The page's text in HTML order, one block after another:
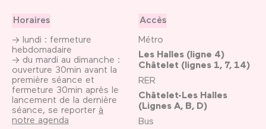
Horaires
→ lundi : fermeture
hebdomadaire
→ du mardi au dimanche :
ouverture 30min avant la
première séance et
fermeture 30min après le
lancement de la dernière
séance, se reporter à
notre agenda
Accès
Métro
Les Halles (ligne 4)
Châtelet (lignes 1, 7, 14)
RER
Châtelet-Les Halles
(Lignes A, B, D)
Bus